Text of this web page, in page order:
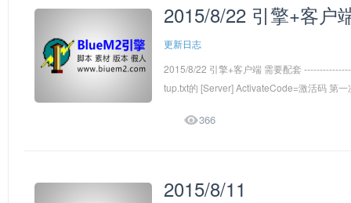
2015/8/22 引擎+客户
更新日志
2015/8/22 引擎+客户端 需要配套
tup.txt的 [Server] ActivateCode=激活码 第
366
2015/8/11